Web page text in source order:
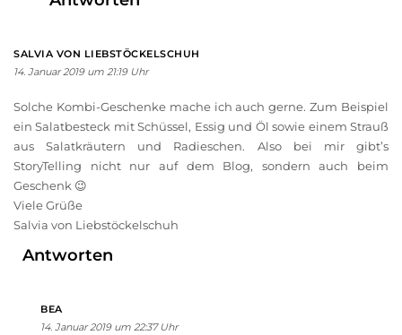
SALVIA VON LIEBSTÖCKELSCHUH
14. Januar 2019 um 21:19 Uhr
Solche Kombi-Geschenke mache ich auch gerne. Zum Beispiel
ein Salatbesteck mit Schüssel, Essig und Öl sowie einem Strauß
aus Salatkräutern und Radieschen. Also bei mir gibt’s
StoryTelling nicht nur auf dem Blog, sondern auch beim
Geschenk 😉
Viele Grüße
Salvia von Liebstöckelschuh
Antworten
BEA
14. Januar 2019 um 22:37 Uhr